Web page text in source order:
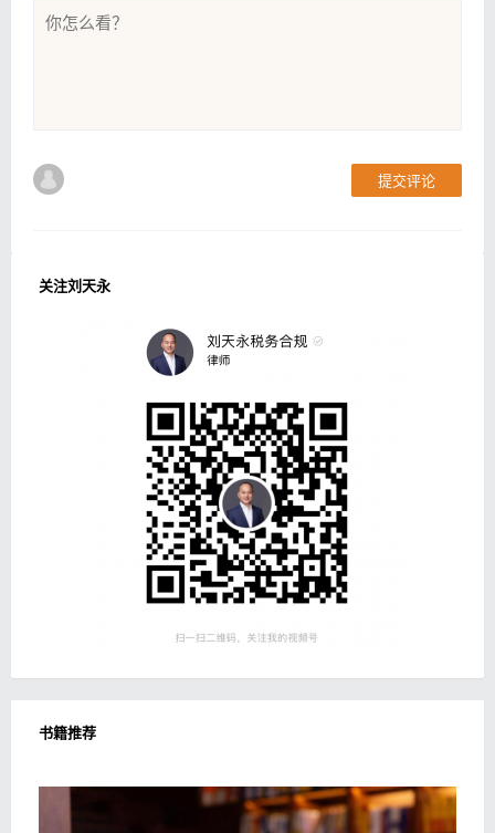
提交评论
关注刘天永
书籍推荐